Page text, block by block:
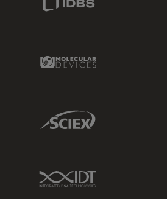
Molecular Devices Link
Sciex Link
IDT Link